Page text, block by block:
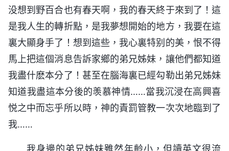
没想到野百合也有春天啊，我的春天終于來到了！這
是我人生的轉折點，是我夢想開始的地方，我要在這
裏大顯身手了！想到這些，我心裏特别的美，恨不得
馬上把這個消息告訴家鄉的弟兄姊妹，讓他們都知道
我盡什麽本分了！甚至在腦海裏已經勾勒出弟兄姊妹
知道我盡這本分後的羡慕神情……當我沉浸在高興喜
悦之中而忘乎所以時，神的責罰管教一次次地臨到了
我……
我身邊的弟兄姊妹雖然年齡小，但讀英文很流